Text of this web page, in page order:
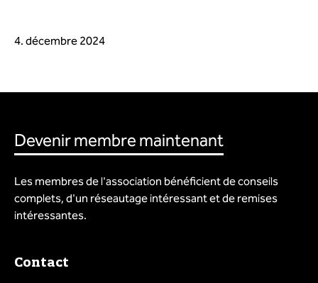
4. décembre 2024
Devenir membre maintenant
Les membres de l'association bénéficient de conseils
complets, d'un réseautage intéressant et de remises
intéressantes.
Contact